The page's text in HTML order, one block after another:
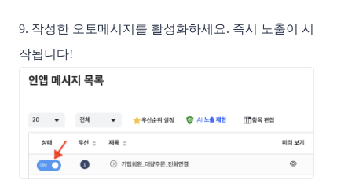
9. 작성한 오토메시지를 활성화하세요. 즉시 노출이 시
작됩니다!